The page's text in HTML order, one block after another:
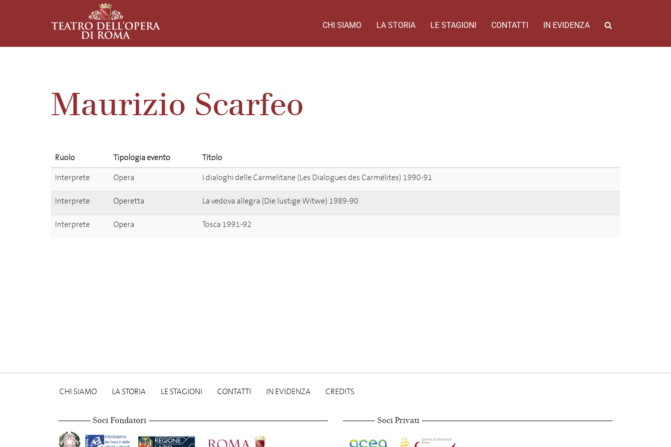
CHI SIAMO LA STORIA LE STAGIONI CONTATTI IN EVIDENZA
Maurizio Scarfeo
Ruolo Tipologia evento
Titolo
Interprete
Opera I dialoghi delle Carmelitane (Les Dialogues des Carmélites) 1990-91
Interprete Operetta La vedova allegra (Die lustige Witwe) 1989-90
Interprete Opera Tosca 1991-92
CHI SIAMO LA STORIA LE STAGIONI CONTATTI IN EVIDENZA CREDITS
Soci Fondatori Soci Privati